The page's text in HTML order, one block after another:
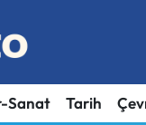
Sanat Tarih